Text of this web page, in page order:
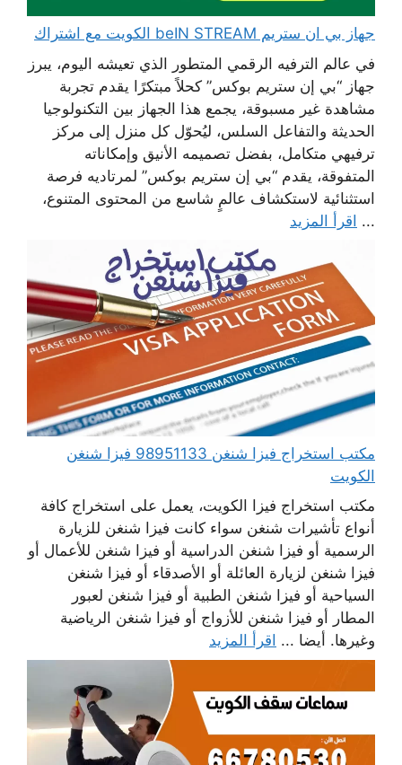
جهاز بي ان ستريم beIN STREAM الكويت مع اشتراك
في عالم الترفيه الرقمي المتطور الذي تعيشه اليوم، يبرز
جهاز “بي إن ستريم بوكس” كحلاً مبتكرًا يقدم تجربة
مشاهدة غير مسبوقة، يجمع هذا الجهاز بين التكنولوجيا
الحديثة والتفاعل السلس، ليُحوّل كل منزل إلى مركز
ترفيهي متكامل، بفضل تصميمه الأنيق وإمكاناته
المتفوقة، يقدم “بي إن ستريم بوكس” لمرتاديه فرصة
استثنائية لاستكشاف عالمٍ شاسع من المحتوى المتنوع،
... اقرأ المزيد
مكتب استخراج فيزا شنغن 98951133 فيزا شنغن
الكويت
مكتب استخراج فيزا الكويت، يعمل على استخراج كافة
أنواع تأشيرات شنغن سواء كانت فيزا شنغن للزيارة
الرسمية أو فيزا شنغن الدراسية أو فيزا شنغن للأعمال أو
فيزا شنغن لزيارة العائلة أو الأصدقاء أو فيزا شنغن
السياحية أو فيزا شنغن الطبية أو فيزا شنغن لعبور
المطار أو فيزا شنغن للأزواج أو فيزا شنغن الرياضية
وغيرها. أيضا ... اقرأ المزيد